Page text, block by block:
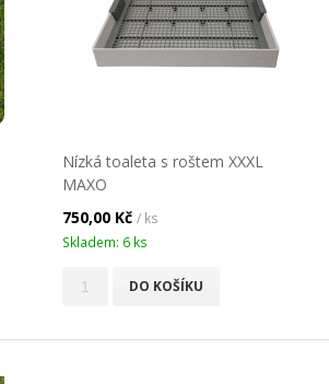
Nízká toaleta s roštem XXXL
MAXO
750,00 Kč/ ks
Skladem: 6 ks
DO KOŠÍKU